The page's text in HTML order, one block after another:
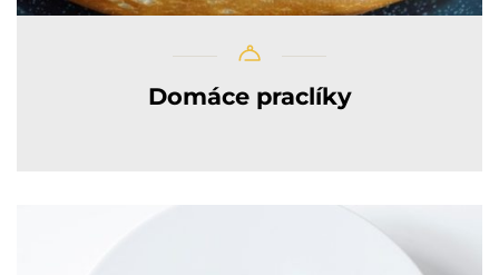
Domáce praclíky